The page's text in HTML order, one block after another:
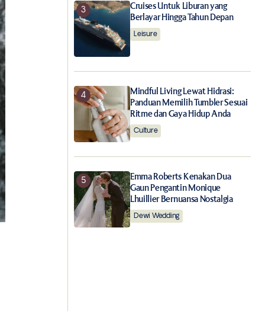
Cruises Untuk Liburan yang
Berlayar Hingga Tahun Depan
Leisure
Mindful Living Lewat Hidrasi:
Panduan Memilih Tumbler Sesuai
Ritme dan Gaya Hidup Anda
Culture
Emma Roberts Kenakan Dua
Gaun Pengantin Monique
Lhuillier Bernuansa Nostalgia
Dewi Wedding